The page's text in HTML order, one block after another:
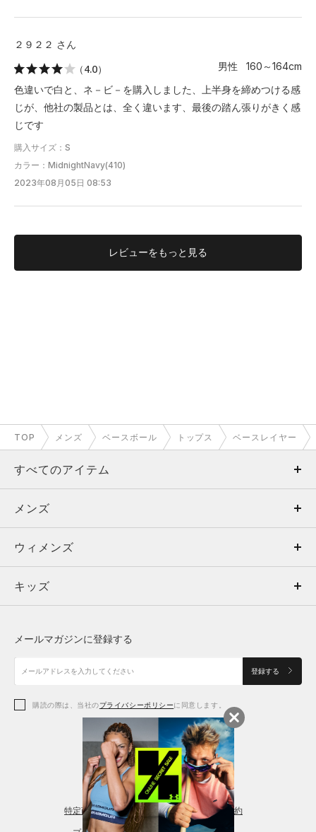
２９２２ さん
（4.0）
男性 160～164cm
色違いで白と、ネ－ビ－を購入しました、上半身を締めつける感
じが、他社の製品とは、全く違います、最後の踏ん張りがきく感
じです
購入サイズ：S
カラー：MidnightNavy(410)
2023年08月05日 08:53
レビューをもっと見る
TOP メンズ ベースボール トップス ベースレイヤー
すべてのアイテム
メンズ
ウィメンズ
キッズ
アクセサリー
メンズ
トップス
ボトムス
アクセサリー
ウィメンズ
トップス
シューズ
アクセサリー
レギンス＆タイツ
キッズ
シューズ
メールマガジンに登録する
登録する
購読の際は、当社のプライバシーポリシーに同意します。
特定商取引法に基づく通販の表記 会員規約